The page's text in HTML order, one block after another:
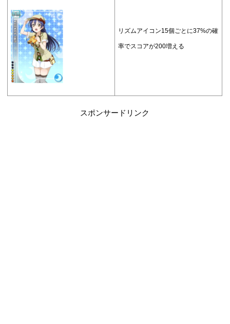
リズムアイコン15個ごとに37%の確
率でスコアが200増える
スポンサードリンク